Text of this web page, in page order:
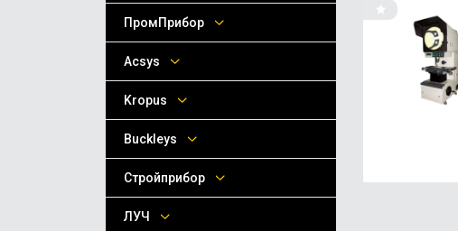
ПромПрибор
Acsys
Kropus
Buckleys
Стройприбор
ЛУЧ